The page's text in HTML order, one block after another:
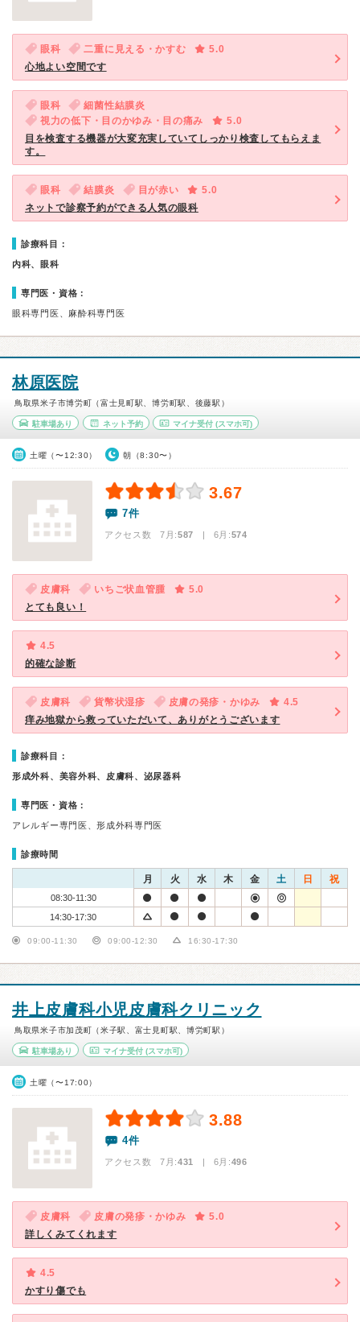
眼科 二重に見える・かすむ
5.0
心地よい空間です
眼科
細菌性結膜炎
視力の低下・目のかゆみ・目の痛み
5.0
目を検査する機器が大変充実していてしっかり検査してもらえま
す。
眼科 結膜炎 目が赤い
5.0
ネットで診察予約ができる人気の眼科
診療科目：
内科、眼科
専門医・資格：
眼科専門医、麻酔科専門医
林原医院
鳥取県米子市博労町（富士見町駅、博労町駅、後藤駅）
駐車場あり ネット予約 マイナ受付 (スマホ可)
土曜（〜12:30） 朝（8:30〜）
3.67
7件
アクセス数 7月:587 | 6月:574
皮膚科 いちご状血管腫
5.0
とても良い！
4.5
的確な診断
皮膚科 貨幣状湿疹 皮膚の発疹・かゆみ
4.5
痒み地獄から救っていただいて、ありがとうございます
診療科目：
形成外科、美容外科、皮膚科、泌尿器科
専門医・資格：
アレルギー専門医、形成外科専門医
診療時間
月 火 水 木 金 土 日 祝
08:30-11:30
14:30-17:30
09:00-11:30 09:00-12:30 16:30-17:30
井上皮膚科小児皮膚科クリニック
鳥取県米子市加茂町（米子駅、富士見町駅、博労町駅）
駐車場あり マイナ受付(スマホ可)
土曜（〜17:00）
3.88
4件
アクセス数 7月:431 | 6月:496
皮膚科 皮膚の発疹・かゆみ
5.0
詳しくみてくれます
4.5
かすり傷でも